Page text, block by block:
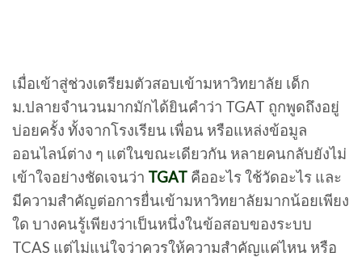
เมื่อเข้าสู่ช่วงเตรียมตัวสอบเข้ามหาวิทยาลัย เด็ก
ม.ปลายจำนวนมากมักได้ยินคำว่า TGAT ถูกพูดถึงอยู่
บ่อยครั้ง ทั้งจากโรงเรียน เพื่อน หรือแหล่งข้อมูล
ออนไลน์ต่าง ๆ แต่ในขณะเดียวกัน หลายคนกลับยังไม่
เข้าใจอย่างชัดเจนว่า TGAT คืออะไร ใช้วัดอะไร และ
มีความสำคัญต่อการยื่นเข้ามหาวิทยาลัยมากน้อยเพียง
ใด บางคนรู้เพียงว่าเป็นหนึ่งในข้อสอบของระบบ
TCAS แต่ไม่แน่ใจว่าควรให้ความสำคัญแค่ไหน หรือ